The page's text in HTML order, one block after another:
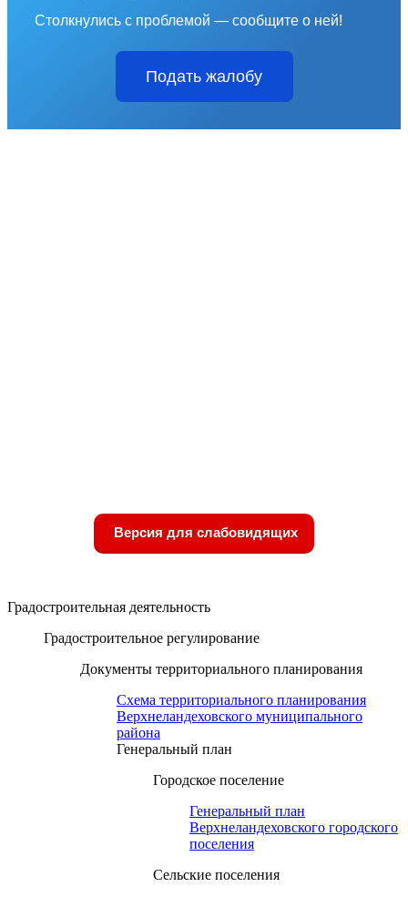
Столкнулись с проблемой — сообщите о ней!
Подать жалобу
Версия для слабовидящих
Градостроительная деятельность
Градостроительное регулирование
Документы территориального планирования
Схема территориального планирования
Верхнеландеховского муниципального
района
Генеральный план
Городское поселение
Генеральный план
Верхнеландеховского городского
поселения
Сельские поселения